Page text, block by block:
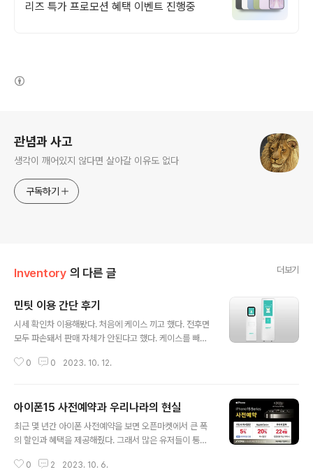
리즈 특가 프로모션 혜택 이벤트 진행중
관념과 사고
생각이 깨어있지 않다면 살아갈 이유도 없다
구독하기
Inventory 의 다른 글 더보기
민팃 이용 간단 후기
시세 확인차 이용해봤다. 처음에 케이스 끼고 했다. 전후면
모두 파손돼서 판매 자체가 안된다고 했다. 케이스를 빼라
거하라고 나와서 가격 측정이 불가능하단다. 몇일 뒤에 보
신뢰를 할 수 없었다. 다시는 이용하지 않는 것으로..
0 0 2023. 10. 12.
아이폰15 사전예약과 우리나라의 현실
최근 몇 년간 아이폰 사전예약을 보면 오픈마켓에서 큰 폭
의 할인과 혜택을 제공해줬다. 그래서 많은 유저들이 통신
많지 않기 때문에 자급제+알뜰폰이 거의 공식처럼 여겨지
0 2 2023. 10. 6.